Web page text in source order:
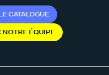
E CATALOGUE
NOTRE ÉQUIPE